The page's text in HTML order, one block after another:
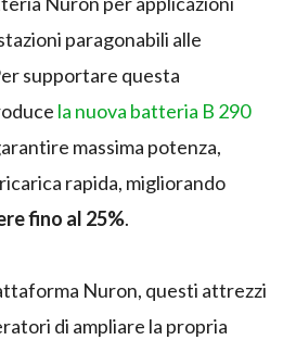
paragonabili alle
supportare questa
la nuova batteria B 290
massima potenza,
rapida, migliorando
fino al 25%.
Nuron, questi attrezzi
di ampliare la propria